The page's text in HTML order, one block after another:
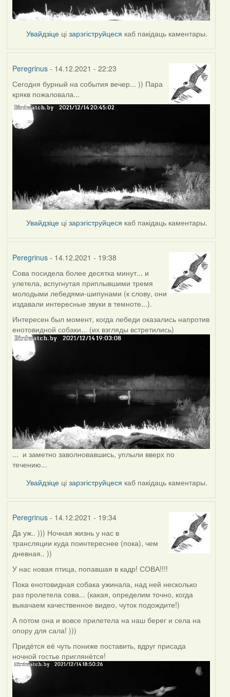
Увайдзіце цізарэгіструйцеся каб пакідаць каментары.
Peregrinus- 14.12.2021 - 22:23
Сегодня бурный на события вечер... )) Пара
крякв пожаловала...
Увайдзіце цізарэгіструйцеся каб пакідаць каментары.
Peregrinus- 14.12.2021 - 19:38
Сова посидела более десятка минут... и
улетела, вспугнутая приплывшими тремя
молодыми лебедями-шипунами (к слову, они
издавали интересные звуки в темноте...).
Интересен был момент, когда лебеди оказались напротив
енотовидной собаки... (их взгляды встретились)
... и заметно заволновавшись, уплыли вверх по
течению...
Увайдзіце цізарэгіструйцеся каб пакідаць каментары.
Peregrinus- 14.12.2021 - 19:34
Да уж.. ))) Ночная жизнь у нас в
трансляции куда поинтереснее (пока), чем
дневная.. ))
У нас новая птица, попавшая в кадр! СОВА!!!!
Пока енотовидная собака ужинала, над ней несколько
раз пролетела сова... (какая, определим точно, когда
выкачаем качественное видео, чуток подождите!)
А потом она и вовсе прилетела на наш берег и села на
опору для сала! )))
Придётся её чуть пониже поставить, вдруг присада
ночной гостье приглянётся!